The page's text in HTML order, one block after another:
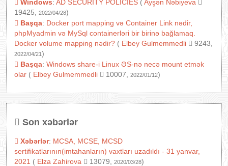
Windows: AD SECURITY POLICIES (Ayşən Nəbiyeva
19425,
2022/04/28)
Başqa: Docker port mapping və Container Link nədir,
phpMyadmin və MySql containerləri bir birinə bağlamaq.
Docker volume mapping nədir? ( Elbey Gulmemmedli 9243,
2022/04/21)
Başqa: Windows share-i Linux ƏS-nə necə mount etmək
olar ( Elbey Gulmemmedli 10007, 2022/01/12)
Son xəbərlər
Xəbərlər: MCSA, MCSE, MCSD
sertifikatlarının(imtahanların) vaxtları uzadıldı - 31 yanvar,
2021 ( Elza Zahirova 13079, 2020/03/28)